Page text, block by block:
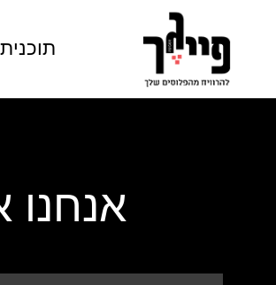
תוכנית